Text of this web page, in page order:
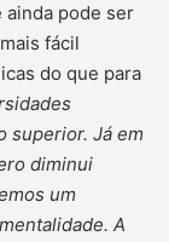
ainda pode ser
fácil
do que para
superior. Já em
diminui
um
A